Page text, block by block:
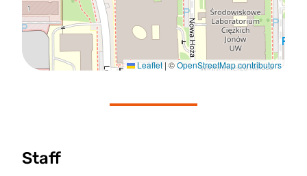
Leaflet|©OpenStreetMap contributors
Staff